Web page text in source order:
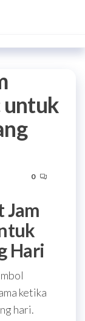
untuk
0
Jam
Hari
ketika
hari.